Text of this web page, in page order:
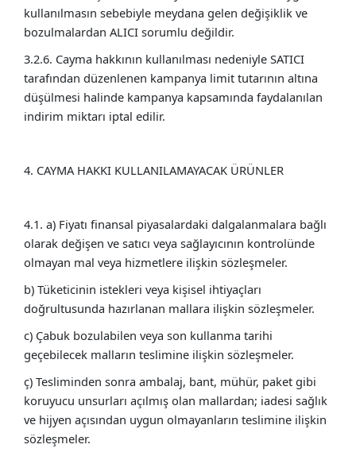
kullanılmasın sebebiyle meydana gelen değişiklik ve
bozulmalardan ALICI sorumlu değildir.
3.2.6. Cayma hakkının kullanılması nedeniyle SATICI
tarafından düzenlenen kampanya limit tutarının altına
düşülmesi halinde kampanya kapsamında faydalanılan
indirim miktarı iptal edilir.
4. CAYMA HAKKI KULLANILAMAYACAK ÜRÜNLER
4.1. a) Fiyatı finansal piyasalardaki dalgalanmalara bağlı
olarak değişen ve satıcı veya sağlayıcının kontrolünde
olmayan mal veya hizmetlere ilişkin sözleşmeler.
b) Tüketicinin istekleri veya kişisel ihtiyaçları
doğrultusunda hazırlanan mallara ilişkin sözleşmeler.
c) Çabuk bozulabilen veya son kullanma tarihi
geçebilecek malların teslimine ilişkin sözleşmeler.
ç) Tesliminden sonra ambalaj, bant, mühür, paket gibi
koruyucu unsurları açılmış olan mallardan; iadesi sağlık
ve hijyen açısından uygun olmayanların teslimine ilişkin
sözleşmeler.